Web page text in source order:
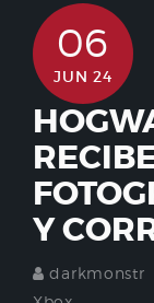
06
JUN 24
Y
darkmonstr